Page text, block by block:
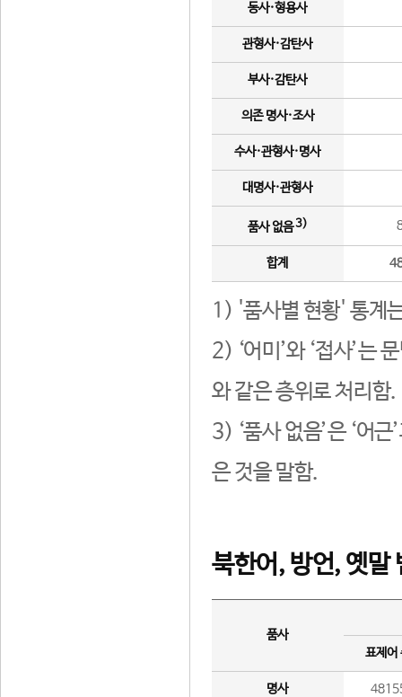
동사·형용사
관형사·감탄사
부사·감탄사
의존 명사·조사
수사·관형사·명사
대명사·관형사
품사 없음3)
합계
1) '품사별 현황' 통계
2) ‘어미’와 ‘접사’는
와 같은 층위로 처리함.
3) ‘품사 없음’은 ‘어
은 것을 말함.
북한어, 방언, 옛말
품사
표제어
명사